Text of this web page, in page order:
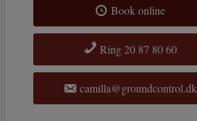
Book online
Ring 20 87 80 60
camilla@groundcontrol.dk